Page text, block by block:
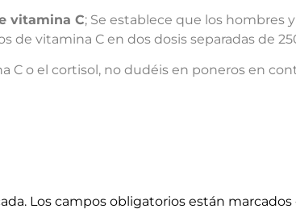
vitamina C; Se establece que los
vitamina C en dos dosis separadas de
C o el cortisol, no dudéis en poneros en
Los campos obligatorios están marcados